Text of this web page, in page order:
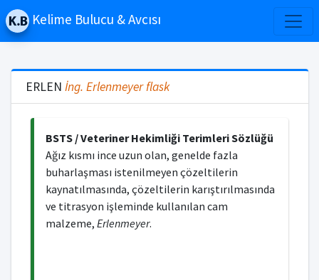
Kelime Bulucu & Avcısı
ERLEN İng. Erlenmeyer flask
BSTS / Veteriner Hekimliği Terimleri Sözlüğü
Ağız kısmı ince uzun olan, genelde fazla
buharlaşması istenilmeyen çözeltilerin
kaynatılmasında, çözeltilerin karıştırılmasında
ve titrasyon işleminde kullanılan cam
malzeme, Erlenmeyer.